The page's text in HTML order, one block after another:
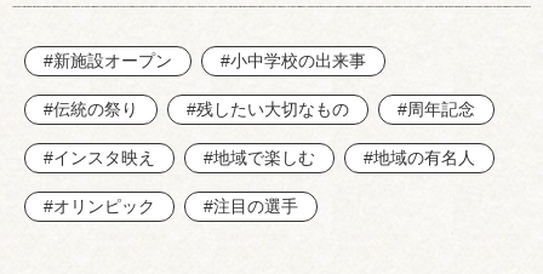
#新施設オープン #小中学校の出来事
#伝統の祭り #残したい大切なもの #周年記念
#インスタ映え #地域で楽しむ #地域の有名人
#オリンピック #注目の選手